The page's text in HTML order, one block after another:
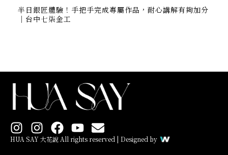
半日銀匠體驗！手把手完成專屬作品，耐心講解有夠加分
｜台中七柒金工
I
n
I
n
F
a
Y
o
E
n
HUA SAY 大花說 All rights reserved | Designed by